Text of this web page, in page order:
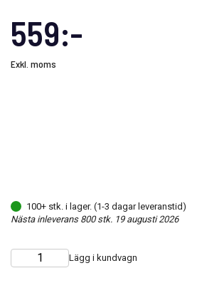
559:-
Exkl. moms
100+ stk. i lager. (1-3 dagar leveranstid)
Nästa inleverans 800 stk. 19 augusti 2026
Choose
Quantity Lägg i kundvagn